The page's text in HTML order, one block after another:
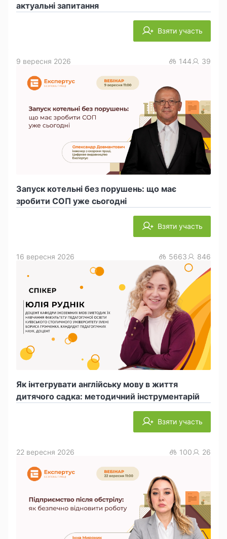
актуальні запитання
Взяти участь
Запуск котельні без порушень: що має
зробити СОП уже сьогодні
9 вересня 2026 144 39
Взяти участь
Як інтегрувати англійську мову в життя
дитячого садка: методичний інструментарій
16 вересня 2026 5663 846
Взяти участь
22 вересня 2026 100 26